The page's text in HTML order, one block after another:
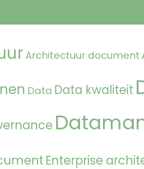
Architectuur document
Data Data kwaliteit
Enterprise